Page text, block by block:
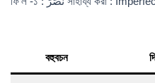
বহুবচন